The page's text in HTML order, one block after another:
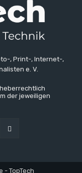
, Print-, Internet-,
e. V.
der jeweiligen
- TopTech